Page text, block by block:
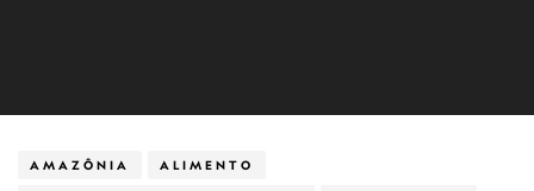
AMAZÔNIA ALIMENTO